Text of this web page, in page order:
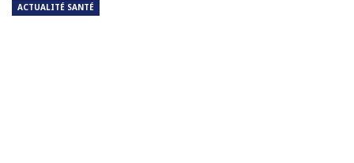
ACTUALITÉ SANTÉ